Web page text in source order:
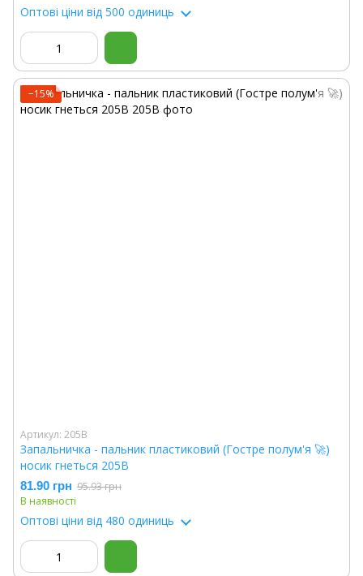
Оптові ціни від 500 одиниць
−15%
Артикул: 205B
Запальничка - пальник пластиковий (Гостре полум'я 🚀)
носик гнеться 205B
81.90 грн 95.93 грн
В наявності
Оптові ціни від 480 одиниць